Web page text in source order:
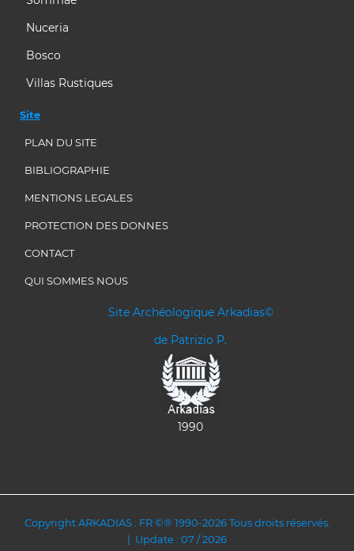
Nuceria
Bosco
Villas Rustiques
Site
PLAN DU SITE
BIBLIOGRAPHIE
MENTIONS LEGALES
PROTECTION DES DONNES
CONTACT
QUI SOMMES NOUS
Site Archéologique Arkadias©
de Patrizio P.
1990
Copyright ARKADIAS . FR ©® 1990-2026 Tous droits réservés.
| Update : 07 / 2026